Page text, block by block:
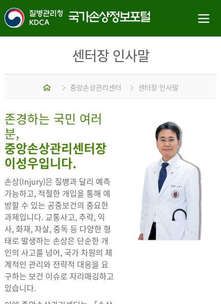
센터장 인사말
중앙손상관리센터 센터장 인사말
존경하는 국민 여러
분,
중앙손상관리센터장
이성우입니다.
손상(Injury)은 질병과 달리 예측
가능하고, 적절한 개입을 통해 예
방할 수 있는 공중보건의 중요한
과제입니다. 교통사고, 추락, 익
사, 화재, 자살, 중독 등 다양한 형
태로 발생하는 손상은 단순한 개
인의 사고를 넘어, 국가 차원의 체
계적인 관리와 전략적 대응을 요
구하는 보건 이슈로 자리매김하고
있습니다.